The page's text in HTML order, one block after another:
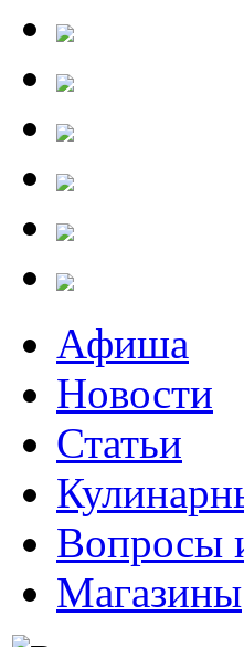
Афиша
Новости
Статьи
Вопросы
Магазины